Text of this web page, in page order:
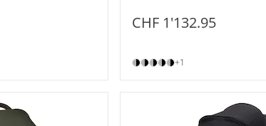
CHF 1'132.95
+1